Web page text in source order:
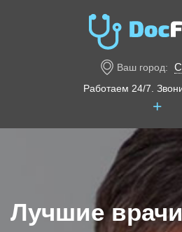
Ваш город:
Работаем 24/7.
+
Лучшие